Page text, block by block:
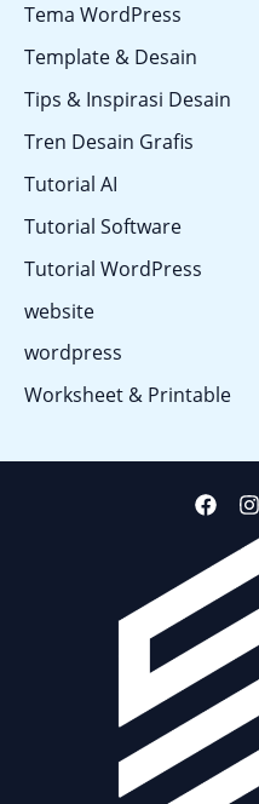
Tema WordPress
Template & Desain
Tips & Inspirasi Desain
Tren Desain Grafis
Tutorial AI
Tutorial Software
Tutorial WordPress
website
wordpress
Worksheet & Printable